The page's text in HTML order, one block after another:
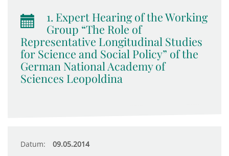
1. Expert Hearing of the Working
Group “The Role of
Representative Longitudinal Studies
for Science and Social Policy” of the
German National Academy of
Sciences Leopoldina
Datum: 09.05.2014